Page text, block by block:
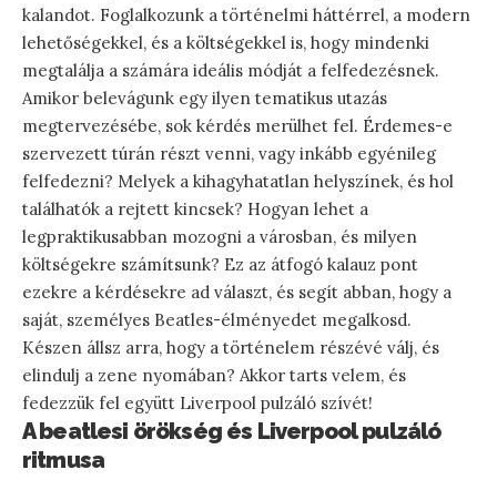
kalandot. Foglalkozunk a történelmi háttérrel, a modern
lehetőségekkel, és a költségekkel is, hogy mindenki
megtalálja a számára ideális módját a felfedezésnek.
Amikor belevágunk egy ilyen tematikus utazás
megtervezésébe, sok kérdés merülhet fel. Érdemes-e
szervezett túrán részt venni, vagy inkább egyénileg
felfedezni? Melyek a kihagyhatatlan helyszínek, és hol
találhatók a rejtett kincsek? Hogyan lehet a
legpraktikusabban mozogni a városban, és milyen
költségekre számítsunk? Ez az átfogó kalauz pont
ezekre a kérdésekre ad választ, és segít abban, hogy a
saját, személyes Beatles-élményedet megalkosd.
Készen állsz arra, hogy a történelem részévé válj, és
elindulj a zene nyomában? Akkor tarts velem, és
fedezzük fel együtt Liverpool pulzáló szívét!
A beatlesi örökség és Liverpool pulzáló
ritmusa